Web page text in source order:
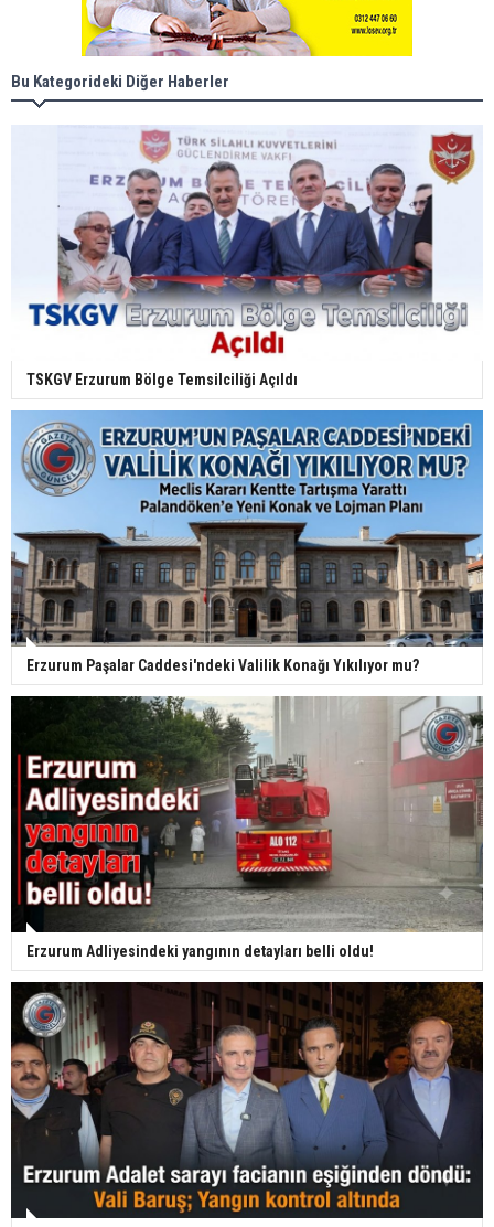
Bu Kategorideki Diğer Haberler
TSKGV Erzurum Bölge Temsilciliği Açıldı
Erzurum Paşalar Caddesi'ndeki Valilik Konağı Yıkılıyor mu?
Erzurum Adliyesindeki yangının detayları belli oldu!